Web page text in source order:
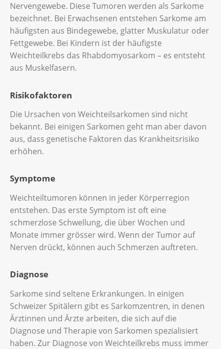
Nervengewebe. Diese Tumoren werden als Sarkome
bezeichnet. Bei Erwachsenen entstehen Sarkome am
häufigsten aus Bindegewebe, glatter Muskulatur oder
Fettgewebe. Bei Kindern ist der häufigste
Weichteilkrebs das Rhabdomyosarkom – es entsteht
aus Muskelfasern.
Risikofaktoren
Die Ursachen von Weichteilsarkomen sind nicht
bekannt. Bei einigen Sarkomen geht man aber davon
aus, dass genetische Faktoren das Krankheitsrisiko
erhöhen.
Symptome
Weichteiltumoren können in jeder Körperregion
entstehen. Das erste Symptom ist oft eine
schmerzlose Schwellung, die über Wochen und
Monate immer grösser wird. Wenn der Tumor auf
Nerven drückt, können auch Schmerzen auftreten.
Diagnose
Sarkome sind seltene Erkrankungen. In einigen
Schweizer Spitälern gibt es Sarkomzentren, in denen
Ärztinnen und Ärzte arbeiten, die sich auf die
Diagnose und Therapie von Sarkomen spezialisiert
haben. Zur Diagnose von Weichteilkrebs muss immer